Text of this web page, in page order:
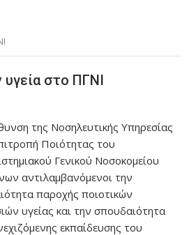
υγεία στο ΠΓΝΙ
της Νοσηλευτικής Υπηρεσίας
Ποιότητας του
Γενικού Νοσοκομείου
αντιλαμβανόμενοι την
παροχής ποιοτικών
υγείας και την σπουδαιότητα
εκπαίδευσης του